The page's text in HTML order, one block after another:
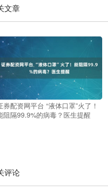
文章
券配资网平台 “液体口罩”火了！
阻隔99.9%的病毒？医生提醒
评论